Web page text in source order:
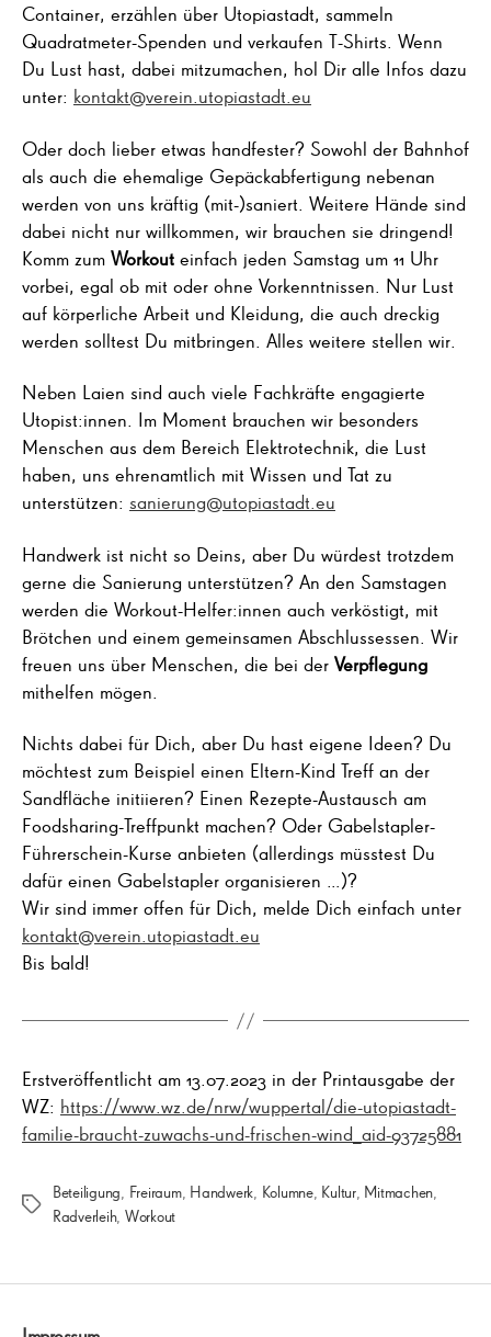
Container, erzählen über Utopiastadt, sammeln
Quadratmeter-Spenden und verkaufen T-Shirts. Wenn
Du Lust hast, dabei mitzumachen, hol Dir alle Infos dazu
unter: kontakt@verein.utopiastadt.eu
Oder doch lieber etwas handfester? Sowohl der Bahnhof
als auch die ehemalige Gepäckabfertigung nebenan
werden von uns kräftig (mit-)saniert. Weitere Hände sind
dabei nicht nur willkommen, wir brauchen sie dringend!
Komm zum Workout einfach jeden Samstag um 11 Uhr
vorbei, egal ob mit oder ohne Vorkenntnissen. Nur Lust
auf körperliche Arbeit und Kleidung, die auch dreckig
werden solltest Du mitbringen. Alles weitere stellen wir.
Neben Laien sind auch viele Fachkräfte engagierte
Utopist:innen. Im Moment brauchen wir besonders
Menschen aus dem Bereich Elektrotechnik, die Lust
haben, uns ehrenamtlich mit Wissen und Tat zu
unterstützen: sanierung@utopiastadt.eu
Handwerk ist nicht so Deins, aber Du würdest trotzdem
gerne die Sanierung unterstützen? An den Samstagen
werden die Workout-Helfer:innen auch verköstigt, mit
Brötchen und einem gemeinsamen Abschlussessen. Wir
freuen uns über Menschen, die bei der Verpflegung
mithelfen mögen.
Nichts dabei für Dich, aber Du hast eigene Ideen? Du
möchtest zum Beispiel einen Eltern-Kind Treff an der
Sandfläche initiieren? Einen Rezepte-Austausch am
Foodsharing-Treffpunkt machen? Oder Gabelstapler-
Führerschein-Kurse anbieten (allerdings müsstest Du
dafür einen Gabelstapler organisieren …)?
Wir sind immer offen für Dich, melde Dich einfach unter
kontakt@verein.utopiastadt.eu
Bis bald!
Erstveröffentlicht am 13.07.2023 in der Printausgabe der
WZ: https://www.wz.de/nrw/wuppertal/die-utopiastadt-
familie-braucht-zuwachs-und-frischen-wind_aid-93725881
Schlagwörter
Beteiligung, Freiraum, Handwerk, Kolumne, Kultur, Mitmachen,
Radverleih, Workout